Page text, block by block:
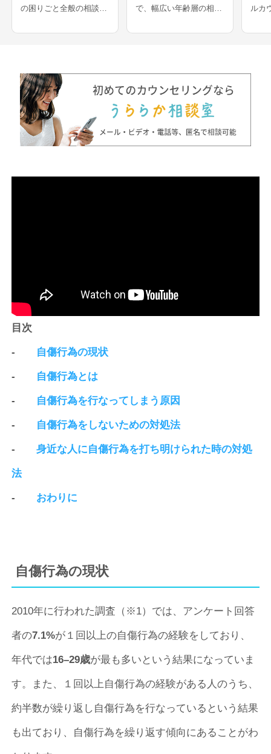
の困りごと全般の相談を
ラーさんです。認知行動
ニック症などの相談も得
意とされています。
で、幅広い年齢層の相談
ーさんです。会社や学校
れ、発達に特性のある方
の支援も多く行われてい
ルカ
れて
問題
目次
- 自傷行為の現状
- 自傷行為とは
- 自傷行為を行なってしまう原因
- 自傷行為をしないための対処法
-身近な人に自傷行為を打ち明けられた時の対処
法
- おわりに
自傷行為の現状
2010年に行われた調査（※1）では、アンケート回答
者の7.1%が１回以上の自傷行為の経験をしており、
年代では16–29歳が最も多いという結果になっていま
す。また、１回以上自傷行為の経験がある人のうち、
約半数が繰り返し自傷行為を行なっているという結果
も出ており、自傷行為を繰り返す傾向にあることがわ